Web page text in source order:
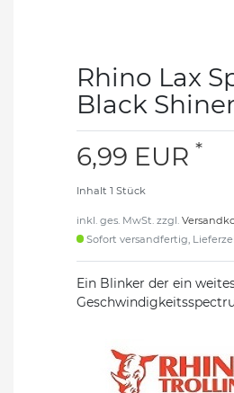
Rhino Lax
Black
6,99 EUR *
Inhalt 1 Stück
inkl. ges. MwSt. zzgl.
Sofort versandfertig,
Ein Blinker der ein